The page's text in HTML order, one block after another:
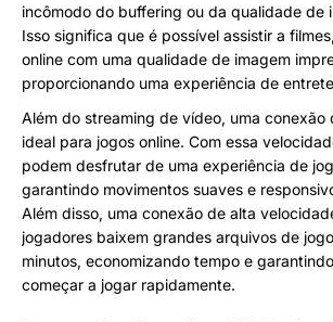
incômodo do buffering ou da qualidade de
Isso significa que é possível assistir a
online com uma qualidade de imagem
proporcionando uma experiência de
Além do streaming de vídeo, uma
ideal para jogos online. Com essa
podem desfrutar de uma experiência de
garantindo movimentos suaves e
Além disso, uma conexão de alta
jogadores baixem grandes arquivos de
minutos, economizando tempo e
começar a jogar rapidamente.